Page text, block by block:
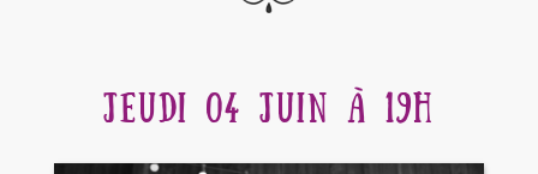
JEUDI 04 JUIN À 19H